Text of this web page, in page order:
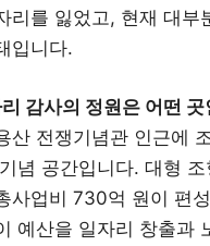
리를 잃었고, 현재 대부
입니다.
감사의 정원은 어떤 곳
산 전쟁기념관 인근에
념 공간입니다. 대형 조
사업비 730억 원이 편
예산을 일자리 창출과